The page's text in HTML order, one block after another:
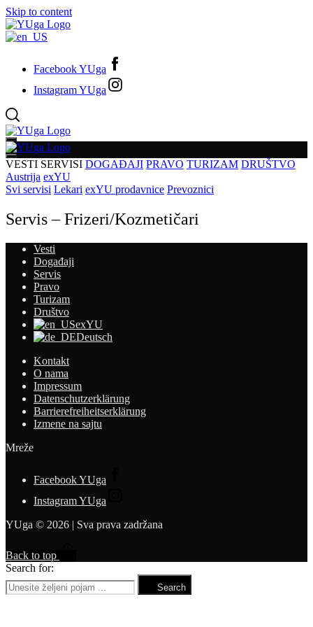
Skip to content
Facebook YUga
Instagram YUga
VESTI SERVISI DOGAĐAJI PRAVO TURIZAM DRUŠTVO
Austrija exYU
Svi servisi Lekari exYU prodavnice Prevoznici
Servis – Frizeri/Kozmetičari
Vesti
Događaji
Servis
Pravo
Turizam
Društvo
exYU
Deutsch
Kontakt
O nama
Impressum
Datenschutzerklärung
Barrierefreiheitserklärung
Izmene na sajtu
Mreže
Facebook YUga
Instagram YUga
YUga © 2026 | Sva prava zadržana
Back to top
Search for:
Search